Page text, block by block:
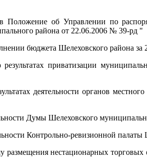
Положение об Управлении по
района от 22.06.2006 № 39-рд "
бюджета Шелеховского района за
приватизации
деятельности органов
Думы Шелеховского
Контрольно-ревизионной палаты
нестационарных торговых